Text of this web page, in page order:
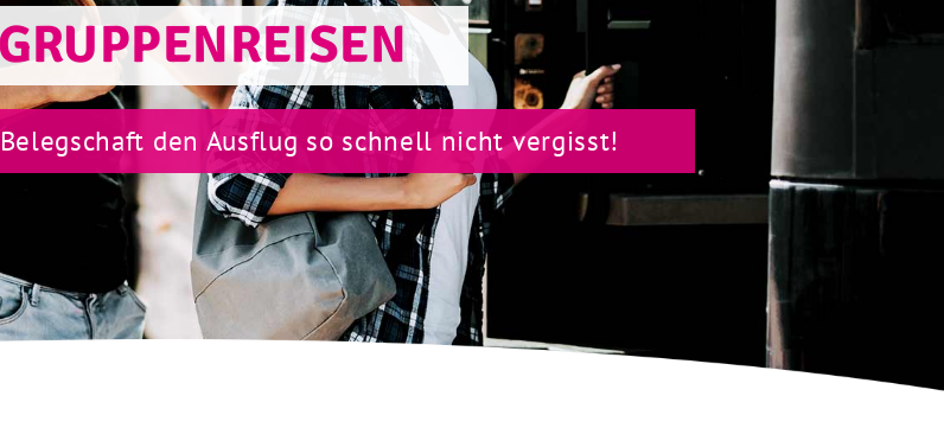
den Ausflug so schnell nicht vergisst!